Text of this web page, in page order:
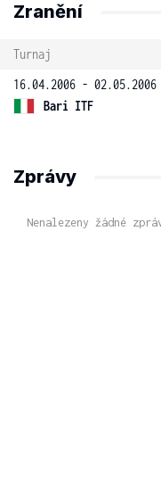
Zranění
Turnaj
16.04.2006 - 02.05.2006
Bari ITF
Zprávy
Nenalezeny žádné